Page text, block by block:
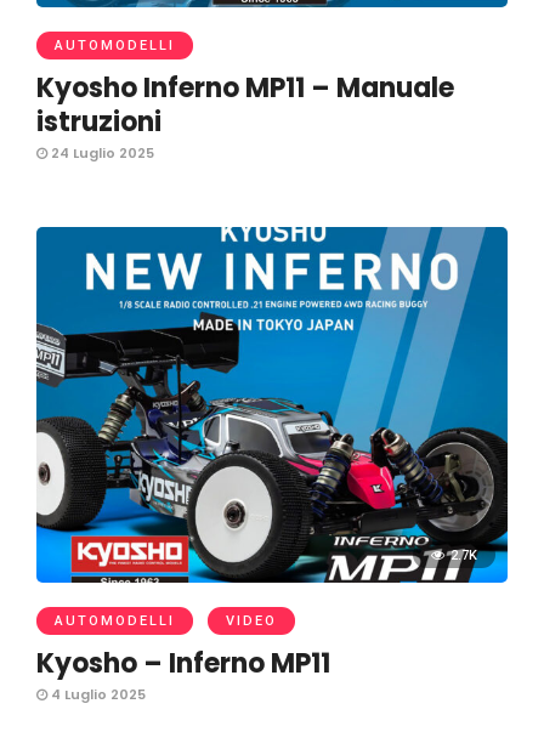
AUTOMODELLI
Kyosho Inferno MP11 – Manuale
istruzioni
24 Luglio 2025
2.7K
AUTOMODELLI VIDEO
Kyosho – Inferno MP11
4 Luglio 2025